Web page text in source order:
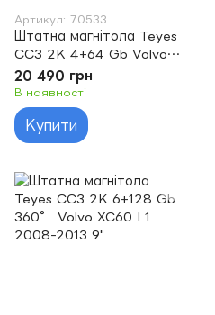
Артикул: 70533
Штатна магнітола Teyes
CC3 2K 4+64 Gb Volvo
XC60 I 1 2008-2013 9"
20 490 грн
В наявності
Купити